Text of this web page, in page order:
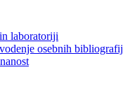
laboratoriji
osebnih bibliografij